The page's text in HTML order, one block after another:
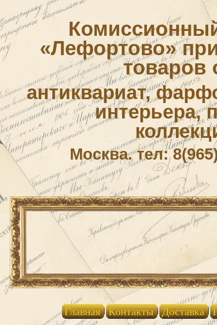
«Лефортово»
товаров
антиквариат,
интерьера,
Москва. тел:
Главная Контакты Доставка